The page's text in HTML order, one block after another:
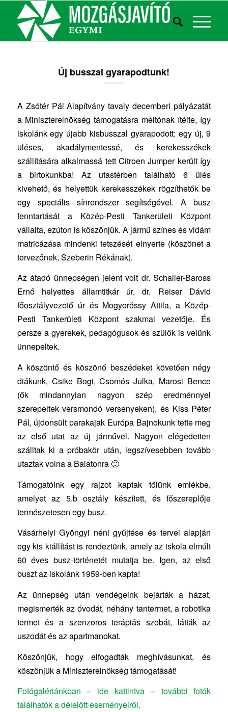
Új busszal gyarapodtunk!
A Zsótér Pál Alapítvány tavaly decemberi pályázatát
a Miniszterelnökség támogatásra méltónak ítélte, így
iskolánk egy újabb kisbusszal gyarapodott: egy új, 9
üléses, akadálymentessé, és kerekesszékek
szállítására alkalmassá tett Citroen Jumper került így
a birtokunkba! Az utastérben található 6 ülés
kivehető, és helyettük kerekesszékek rögzíthetők be
egy speciális sínrendszer segítségével. A busz
fenntartását a Közép-Pesti Tankerületi Központ
vállalta, ezúton is köszönjük. A jármű színes és vidám
matricázása mindenki tetszését elnyerte (köszönet a
tervezőnek, Szeberin Rékának).
Az átadó ünnepségen jelent volt dr. Schaller-Baross
Ernő helyettes államtitkár úr, dr. Reiser Dávid
főosztályvezető úr és Mogyoróssy Attila, a Közép-
Pesti Tankerületi Központ szakmai vezetője. És
persze a gyerekek, pedagógusok és szülők is velünk
ünnepeltek.
A köszöntő és köszönő beszédeket követően négy
diákunk, Csike Bogi, Csomós Julka, Marosi Bence
(ők mindannyian nagyon szép eredménnyel
szerepeltek versmondó versenyeken), és Kiss Péter
Pál, újdonsült parakajak Európa Bajnokunk tette meg
az első utat az új járművel. Nagyon elégedetten
szálltak ki a próbakör után, legszívesebben tovább
utaztak volna a Balatonra 🙂
Támogatóink egy rajzot kaptak tőlünk emlékbe,
amelyet az 5.b osztály készített, és főszereplője
természetesen egy busz.
Vásárhelyi Gyöngyi néni gyűjtése és tervei alapján
egy kis kiállítást is rendeztünk, amely az iskola elmúlt
60 éves busz-történetét mutatja be. Igen, az első
buszt az iskolánk 1959-ben kapta!
Az ünnepség után vendégeink bejárták a házat,
megismerték az óvodát, néhány tantermet, a robotika
termet és a szenzoros terápiás szobát, látták az
uszodát és az apartmanokat.
Köszönjük, hogy elfogadták meghívásunkat, és
köszönjük a Miniszterelnökség támogatását!
Fotógalériánkban – ide kattintva – további fotók
találhatók a délelőtt eseményeiről.